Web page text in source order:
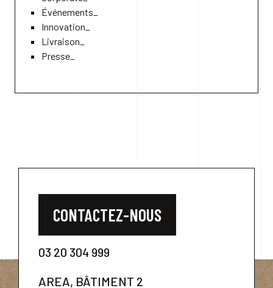
Événements_
Innovation_
Livraison_
Presse_
CONTACTEZ-NOUS
03 20 304 999
AREA, BÂTIMENT 2